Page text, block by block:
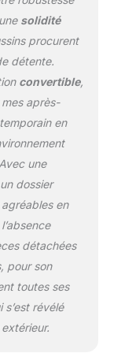
à son
de 8
&
époxy
coussin
vous
de
été.
3 places
jusqu'à
DE
à l'aide du
: 197L
:
Charge
solidité
procurent
détente.
convertible,
après-
en
une
dossier
en
détachées
pour son
toutes ses
révélé